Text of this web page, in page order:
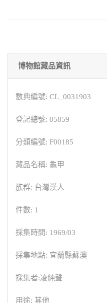
博物館藏品資訊
數典編號: CL_0031903
登記總號: 05859
分類編號: F00185
藏品名稱: 龜甲
族群: 台灣漢人
件數: 1
採集時間: 1969/03
採集地點: 宜蘭縣蘇澳
採集者:凌純聲
用途: 其他